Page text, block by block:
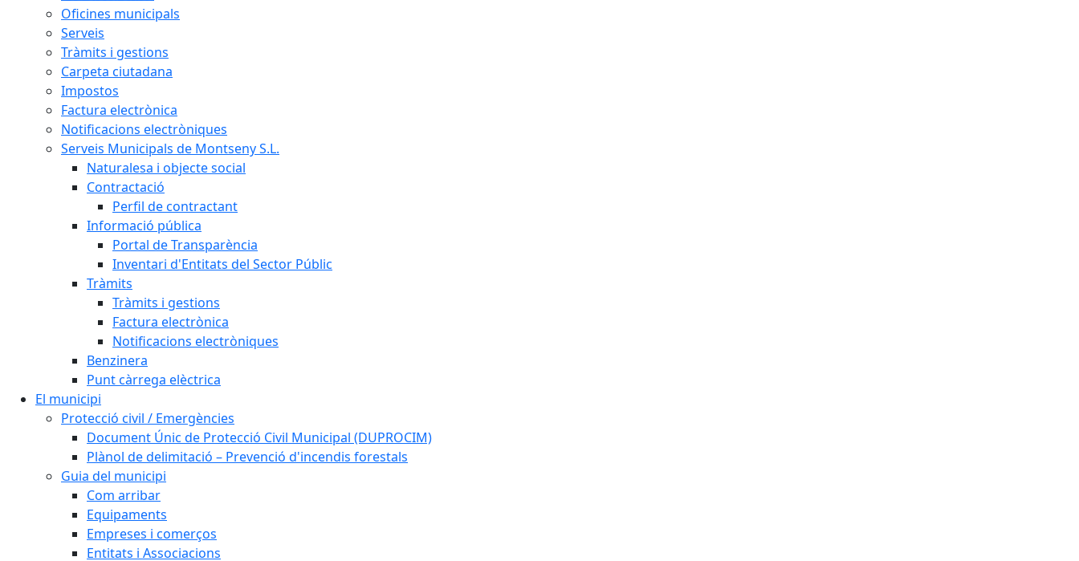
Oficines municipals
Serveis
Tràmits i gestions
Carpeta ciutadana
Impostos
Factura electrònica
Notificacions electròniques
Serveis Municipals de Montseny S.L.
Naturalesa i objecte social
Contractació
Perfil de contractant
Informació pública
Portal de Transparència
Inventari d'Entitats del Sector Públic
Tràmits
Tràmits i gestions
Factura electrònica
Notificacions electròniques
Benzinera
Punt càrrega elèctrica
El municipi
Protecció civil / Emergències
Document Únic de Protecció Civil Municipal (DUPROCIM)
Plànol de delimitació – Prevenció d'incendis forestals
Guia del municipi
Com arribar
Equipaments
Empreses i comerços
Entitats i Associacions